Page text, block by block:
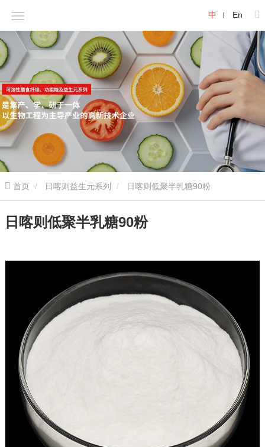
中 En
首页 日喀则益生元系列 日喀则低聚半乳糖90粉
日喀则低聚半乳糖90粉